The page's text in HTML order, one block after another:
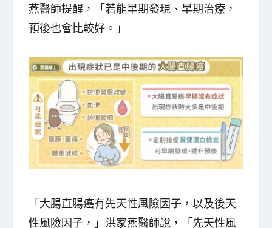
燕醫師提醒，「若能早期發現、早期治療，
預後也會比較好。」
「大腸直腸癌有先天性風險因子，以及後天
性風險因子，」洪家燕醫師說，「先天性風